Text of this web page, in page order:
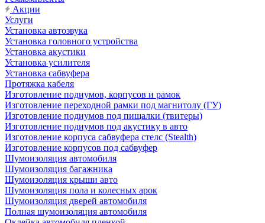
Акции
Услуги
Установка автозвука
Установка головного устройства
Установка акустики
Установка усилителя
Установка сабвуфера
Протяжка кабеля
Изготовление подиумов, корпусов и рамок
Изготовление переходной рамки под магнитолу (ГУ)
Изготовление подиумов под пищалки (твитеры)
Изготовление подиумов под акустику в авто
Изготовление корпуса сабвуфера стелс (Stealth)
Изготовление корпусов под сабвуфер
Шумоизоляция автомобиля
Шумоизоляция багажника
Шумоизоляция крыши авто
Шумоизоляция пола и колесных арок
Шумоизоляция дверей автомобиля
Полная шумоизоляция автомобиля